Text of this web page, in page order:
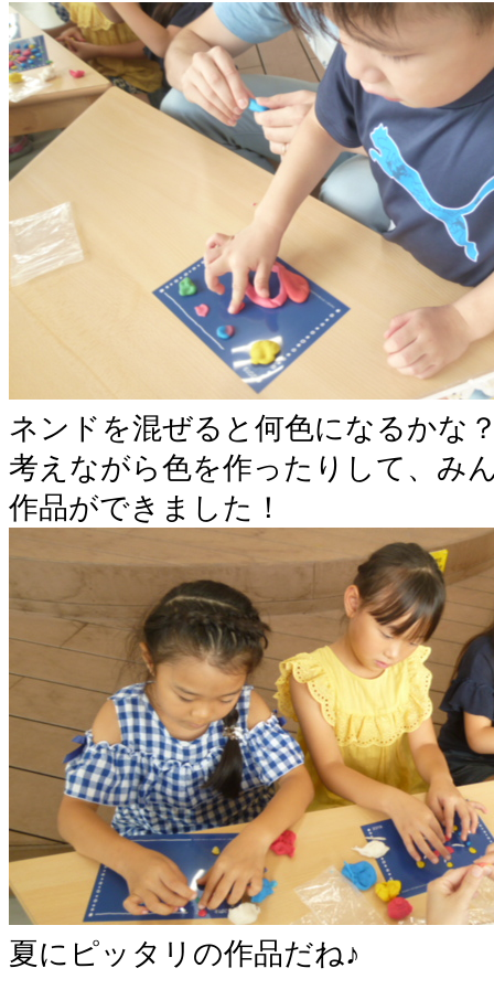
ネンドを混ぜると何色になるかな
考えながら色を作ったりして、み
作品ができました！
夏にピッタリの作品だね♪